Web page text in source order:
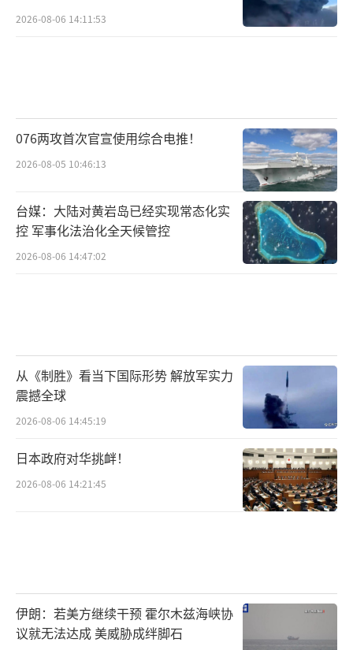
还呼吁匈牙利首席检察官、最高法院负责人、
速解冻被冻结的欧盟资金。分析人士预计，至
少有64亿欧元的资金可以迅速流入，支撑实体
经济并进一步巩固蒂萨党的胜利。
对华关系是政权更迭中最受中国关注的问
题之一。过去16年间，欧尔班政府长期奉行对
华友好政策，中匈关系被中方定位为“新时代
企业如比亚迪、宁德时代、蔚来汽车纷纷在匈
牙利建厂，匈塞铁路等“一带一路”旗舰项目
稳步推进。
然而，这一切建立在欧尔班政府独特的对
华政策逻辑之上。欧尔班以“向东开放”对
抗“西方中心主义”，以对华合作作为与欧盟
对手’”，并称将在欧盟内纠正部分计划限制
与中国合作的做法。
2026-08-06 14:11:53
076两攻首次官宣使用综合电推！
2026-08-05 10:46:13
台媒：大陆对黄岩岛已经实现常态化实
控 军事化法治化全天候管控
2026-08-06 14:47:02
从《制胜》看当下国际形势 解放军实力
震撼全球
2026-08-06 14:45:19
日本政府对华挑衅！
2026-08-06 14:21:45
伊朗：若美方继续干预 霍尔木兹海峡协
议就无法达成 美威胁成绊脚石